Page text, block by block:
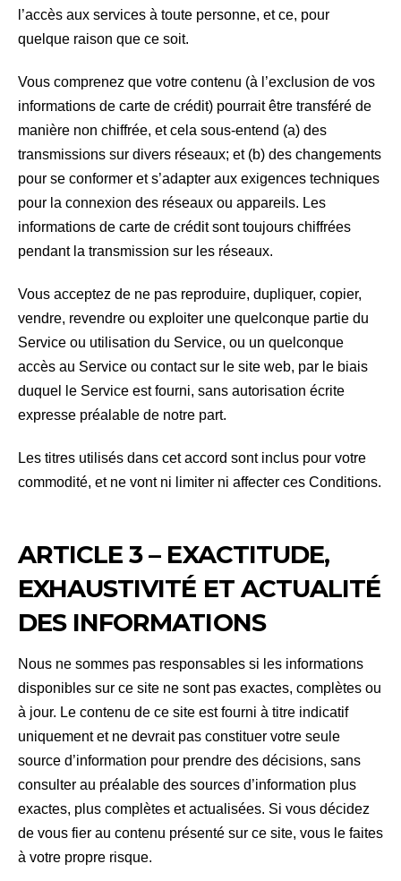
l’accès aux services à toute personne, et ce, pour
quelque raison que ce soit.
Vous comprenez que votre contenu (à l’exclusion de vos
informations de carte de crédit) pourrait être transféré de
manière non chiffrée, et cela sous-entend (a) des
transmissions sur divers réseaux; et (b) des changements
pour se conformer et s’adapter aux exigences techniques
pour la connexion des réseaux ou appareils. Les
informations de carte de crédit sont toujours chiffrées
pendant la transmission sur les réseaux.
Vous acceptez de ne pas reproduire, dupliquer, copier,
vendre, revendre ou exploiter une quelconque partie du
Service ou utilisation du Service, ou un quelconque
accès au Service ou contact sur le site web, par le biais
duquel le Service est fourni, sans autorisation écrite
expresse préalable de notre part.
Les titres utilisés dans cet accord sont inclus pour votre
commodité, et ne vont ni limiter ni affecter ces Conditions.
ARTICLE 3 – EXACTITUDE,
EXHAUSTIVITÉ ET ACTUALITÉ
DES INFORMATIONS
Nous ne sommes pas responsables si les informations
disponibles sur ce site ne sont pas exactes, complètes ou
à jour. Le contenu de ce site est fourni à titre indicatif
uniquement et ne devrait pas constituer votre seule
source d’information pour prendre des décisions, sans
consulter au préalable des sources d’information plus
exactes, plus complètes et actualisées. Si vous décidez
de vous fier au contenu présenté sur ce site, vous le faites
à votre propre risque.